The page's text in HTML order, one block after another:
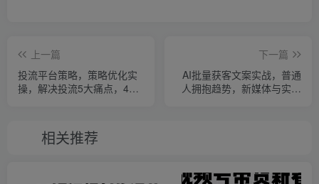
上一篇
投流平台策略，策略优化实
操，解决投流5大痛点，4步
下一篇
AI批量获客文案实战，普通
人拥抱趋势，新媒体与实体
相关推荐